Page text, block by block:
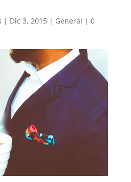
| Dic 3, 2015| General | 0